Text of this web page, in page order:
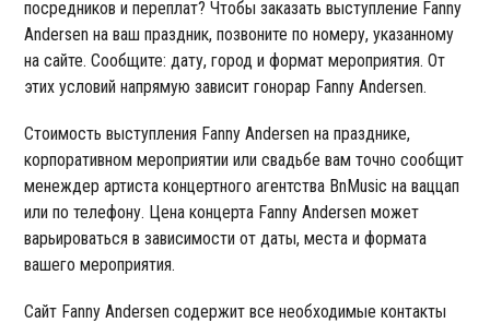
посредников и переплат? Чтобы заказать выступление Fanny
Andersen на ваш праздник, позвоните по номеру, указанному
на сайте. Сообщите: дату, город и формат мероприятия. От
этих условий напрямую зависит гонорар Fanny Andersen.
Стоимость выступления Fanny Andersen на празднике,
корпоративном мероприятии или свадьбе вам точно сообщит
менеждер артиста концертного агентства BnMusic на ваццап
или по телефону. Цена концерта Fanny Andersen может
варьироваться в зависимости от даты, места и формата
вашего мероприятия.
Сайт Fanny Andersen содержит все необходимые контакты